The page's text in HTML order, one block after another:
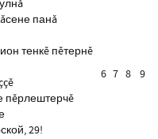
панă
тенкĕ пĕтернĕ
пĕрлештерчĕ
29!
6 7 8 9